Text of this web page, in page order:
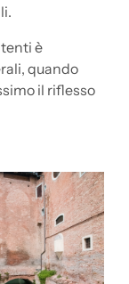
è
quando
il riflesso